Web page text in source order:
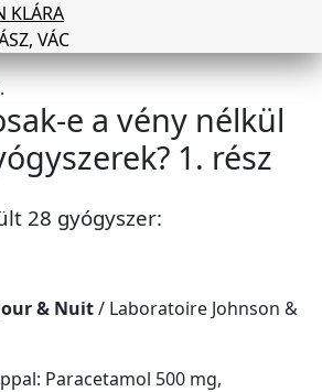
KLÁRA
VÁC
e a vény nélkül
1. rész
28 gyógyszer:
& Nuit/ Laboratoire Johnson &
Paracetamol 500 mg,